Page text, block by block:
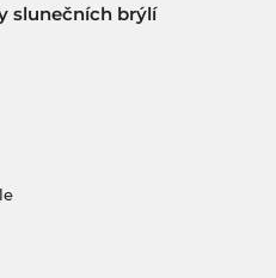
slunečních brýlí